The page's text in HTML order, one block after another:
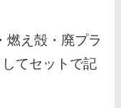
燃え殻・廃プラ
てセットで記